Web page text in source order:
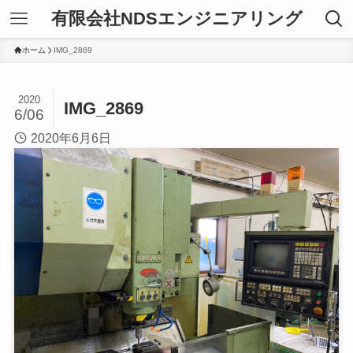
有限会社NDSエンジニアリング
ホーム IMG_2869
IMG_2869
2020
6/06
2020年6月6日